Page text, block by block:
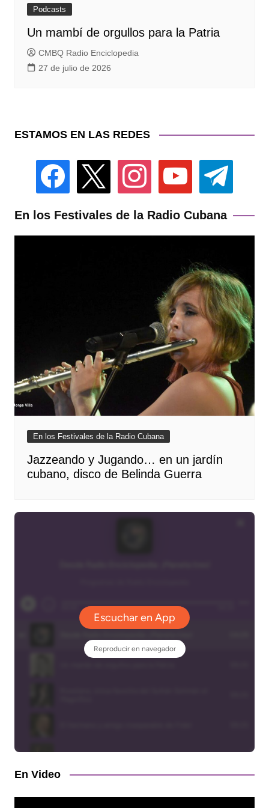
Podcasts
Un mambí de orgullos para la Patria
CMBQ Radio Enciclopedia
27 de julio de 2026
ESTAMOS EN LAS REDES
facebook instagram youtube telegram
En los Festivales de la Radio Cubana
En los Festivales de la Radio Cubana
Jazzeando y Jugando… en un jardín
cubano, disco de Belinda Guerra
En Video